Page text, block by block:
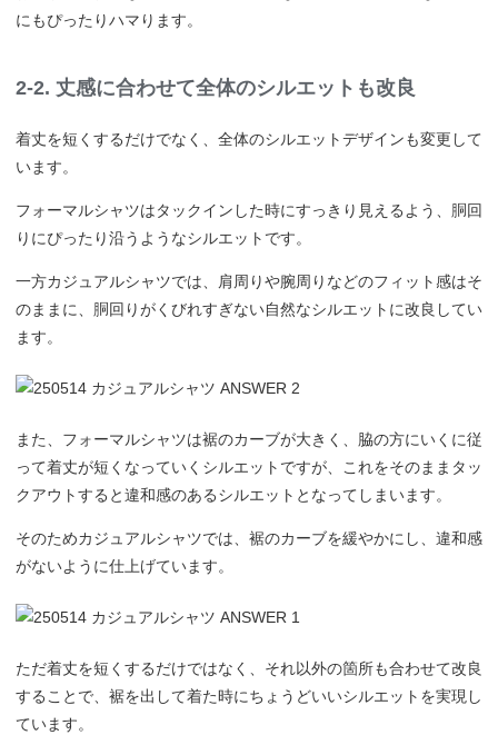
にもぴったりハマります。
2-2. 丈感に合わせて全体のシルエットも改良
着丈を短くするだけでなく、全体のシルエットデザインも変更して
います。
フォーマルシャツはタックインした時にすっきり見えるよう、胴回
りにぴったり沿うようなシルエットです。
一方カジュアルシャツでは、肩周りや腕周りなどのフィット感はそ
のままに、胴回りがくびれすぎない自然なシルエットに改良してい
ます。
また、フォーマルシャツは裾のカーブが大きく、脇の方にいくに従
って着丈が短くなっていくシルエットですが、これをそのままタッ
クアウトすると違和感のあるシルエットとなってしまいます。
そのためカジュアルシャツでは、裾のカーブを緩やかにし、違和感
がないように仕上げています。
ただ着丈を短くするだけではなく、それ以外の箇所も合わせて改良
することで、裾を出して着た時にちょうどいいシルエットを実現し
ています。